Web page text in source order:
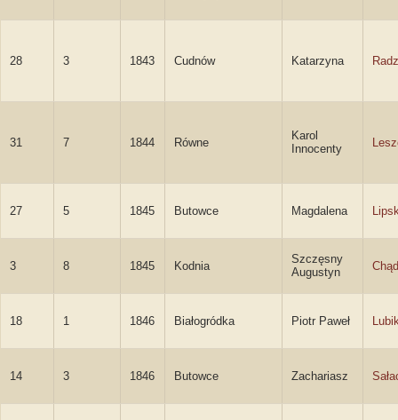
28 3 1843 Cudnów Katarzyna
31 7 1844 Równe
Karol
Innocenty
27 5 1845 Butowce Magdalena
3 8 1845 Kodnia
Szczęsny
Augustyn
18 1 1846 Białogródka Piotr Paweł
14 3 1846 Butowce Zachariasz